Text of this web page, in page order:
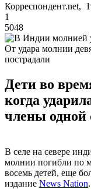
Корреспондент.net,
1
5048
От удара молнии
пострадали
Дети во
когда
члены одной
В селе на севере
молнии погибли по
восемь детей, еще
издание News Nation.